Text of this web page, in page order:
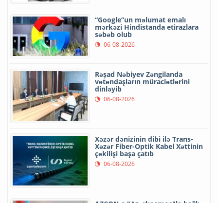
“Google”un məlumat emalı
mərkəzi Hindistanda etirazlara
səbəb olub
06-08-2026
Rəşad Nəbiyev Zəngilanda
vətəndaşların müraciətlərini
dinləyib
06-08-2026
Xəzər dənizinin dibi ilə Trans-
Xəzər Fiber-Optik Kabel Xəttinin
çəkilişi başa çatıb
06-08-2026